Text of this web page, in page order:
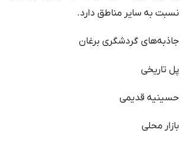
نسبت به سایر مناطق دارد.
جاذبه‌های گردشگری برغان
پل تاریخی
حسینیه قدیمی
بازار محلی